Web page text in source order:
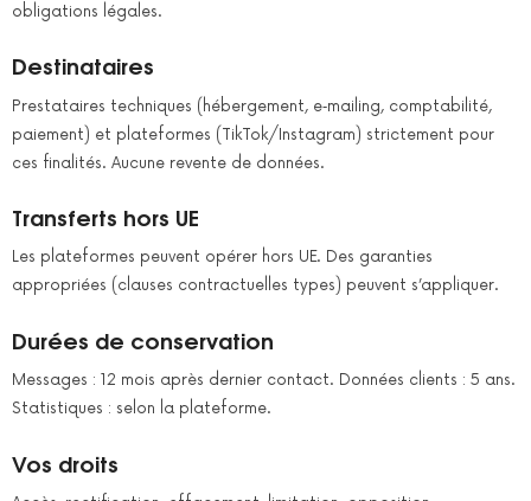
obligations légales.
Destinataires
Prestataires techniques (hébergement, e‑mailing, comptabilité,
paiement) et plateformes (TikTok/Instagram) strictement pour
ces finalités. Aucune revente de données.
Transferts hors UE
Les plateformes peuvent opérer hors UE. Des garanties
appropriées (clauses contractuelles types) peuvent s’appliquer.
Durées de conservation
Messages : 12 mois après dernier contact. Données clients : 5 ans.
Statistiques : selon la plateforme.
Vos droits